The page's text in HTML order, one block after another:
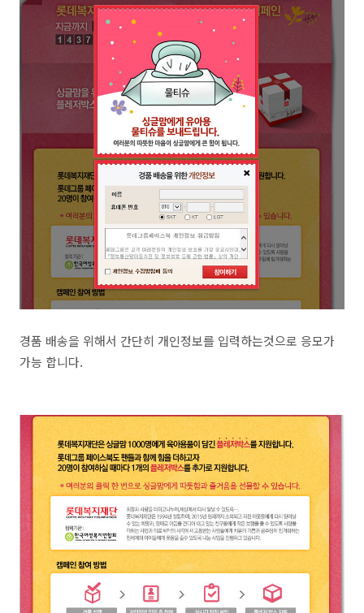
경품 배송을 위해서 간단히 개인정보를 입력하는것으로 응모가
가능 합니다.